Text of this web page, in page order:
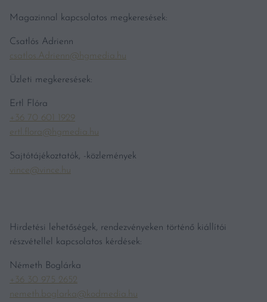
Magazinnal kapcsolatos megkeresések:
Csatlós Adrienn
csatlos.Adrienn@hgmedia.hu
Üzleti megkeresések:
Ertl Flóra
+36 70 601 1929
ertl.flora@hgmedia.hu
Sajtótájékoztatók, -közlemények
vince@vince.hu
Hirdetési lehetőségek, rendezvényeken történő kiállítói
részvétellel kapcsolatos kérdések:
Németh Boglárka
+36 30 975 2652
nemeth.boglarka@kodmedia.hu